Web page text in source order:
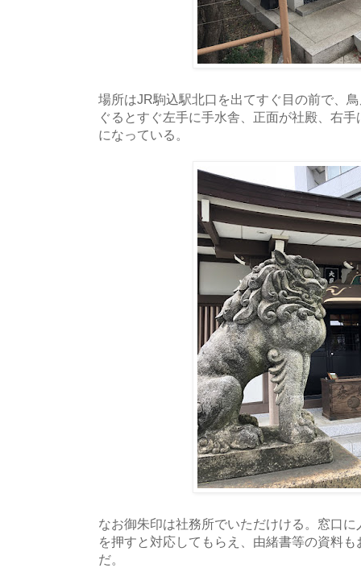
場所はJR駒込駅北口を出てすぐ目の前で、
ぐるとすぐ左手に手水舎、正面が社殿、右
になっている。
なお御朱印は社務所でいただけける。窓口
を押すと対応してもらえ、由緒書等の資料
だ。